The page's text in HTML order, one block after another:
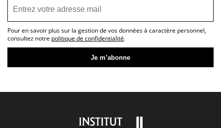
Pour en savoir plus sur la gestion de vos données à caractère personnel,
consultez notre politique de confidentialité.